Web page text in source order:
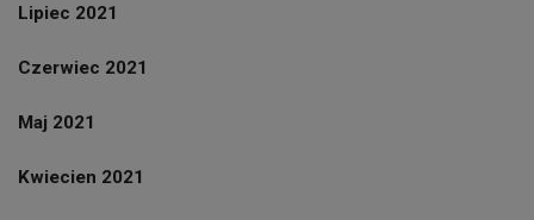
Lipiec 2021
Czerwiec 2021
Maj 2021
Kwiecien 2021